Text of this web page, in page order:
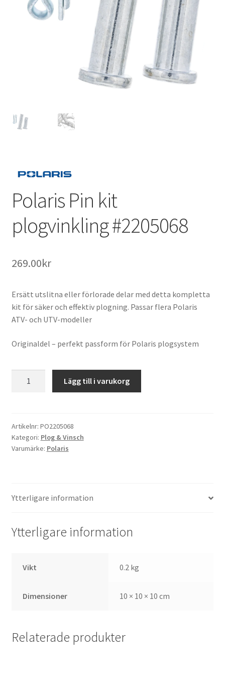
Outlet
Polaris Pin kit
plogvinkling #2205068
269.00kr
Ersätt utslitna eller förlorade delar med detta kompletta
kit för säker och effektiv plogning. Passar flera Polaris
ATV- och UTV-modeller
Originaldel – perfekt passform för Polaris plogsystem
#2205068
mängd
Lägg till i varukorg
Artikelnr: PO2205068
Kategori: Plog & Vinsch
Varumärke: Polaris
Ytterligare information
Ytterligare information
Vikt 0.2 kg
Dimensioner 10 × 10 × 10 cm
Relaterade produkter